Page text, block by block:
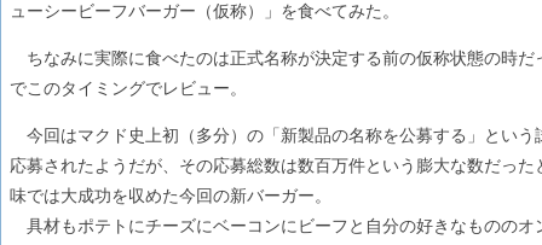
ューシービーフバーガー（仮称）」を食べてみた。
ちなみに実際に食べたのは正式名称が決定する前の仮称状態の時
でこのタイミングでレビュー。
今回はマクド史上初（多分）の「新製品の名称を公募する」とい
応募されたようだが、その応募総数は数百万件という膨大な数だっ
味では大成功を収めた今回の新バーガー。
具材もポテトにチーズにベーコンにビーフと自分の好きなものの